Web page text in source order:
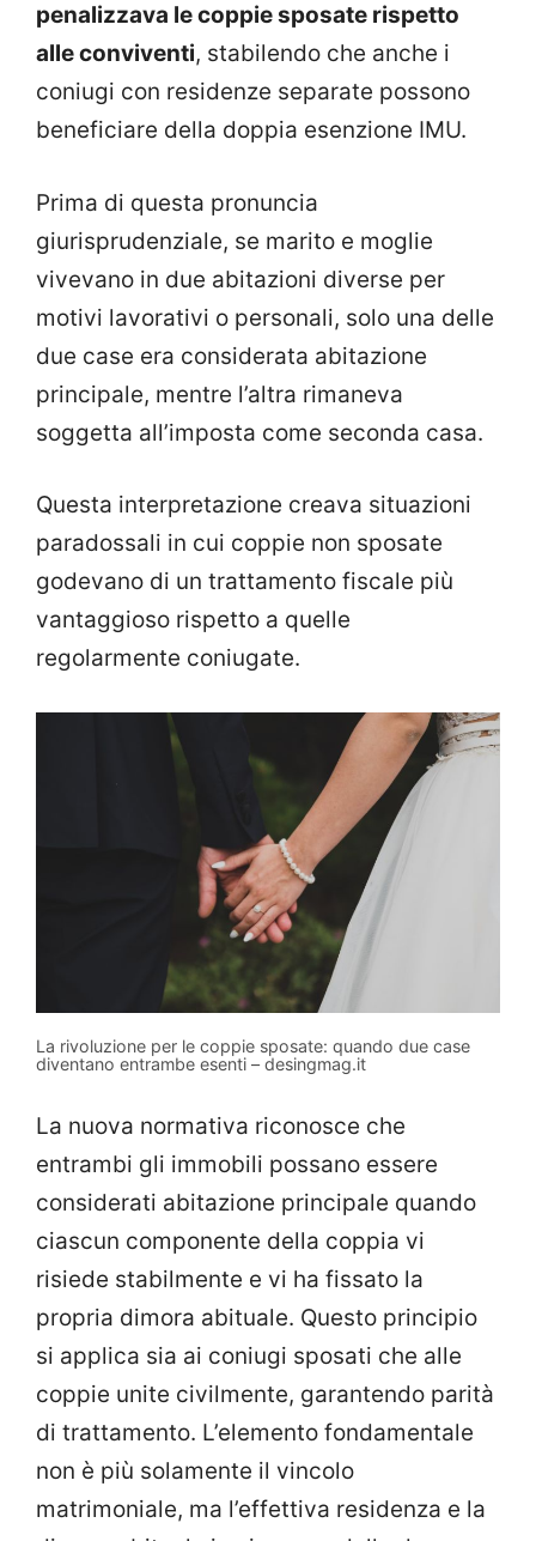
penalizzava le coppie sposate rispetto
alle conviventi, stabilendo che anche i
coniugi con residenze separate possono
beneficiare della doppia esenzione IMU.
Prima di questa pronuncia
giurisprudenziale, se marito e moglie
vivevano in due abitazioni diverse per
motivi lavorativi o personali, solo una delle
due case era considerata abitazione
principale, mentre l’altra rimaneva
soggetta all’imposta come seconda casa.
Questa interpretazione creava situazioni
paradossali in cui coppie non sposate
godevano di un trattamento fiscale più
vantaggioso rispetto a quelle
regolarmente coniugate.
La rivoluzione per le coppie sposate: quando due case
diventano entrambe esenti – desingmag.it
La nuova normativa riconosce che
entrambi gli immobili possano essere
considerati abitazione principale quando
ciascun componente della coppia vi
risiede stabilmente e vi ha fissato la
propria dimora abituale. Questo principio
si applica sia ai coniugi sposati che alle
coppie unite civilmente, garantendo parità
di trattamento. L’elemento fondamentale
non è più solamente il vincolo
matrimoniale, ma l’effettiva residenza e la